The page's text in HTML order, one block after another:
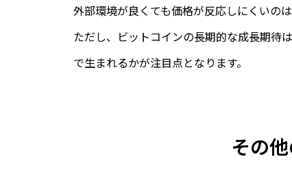
外部環境が良くても価格が反応しにくいの
ただし、ビットコインの長期的な成長期待
で生まれるかが注目点となります。
その